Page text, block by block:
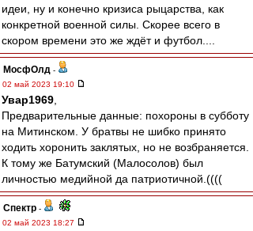
идеи, ну и конечно кризиса рыцарства, как
конкретной военной силы. Скорее всего в
скором времени это же ждёт и футбол....
МосфОлд -
02 май 2023 19:10
Увар1969
Предварительные данные: похороны в субботу
на Митинском. У братвы не шибко принято
ходить хоронить заклятых, но не возбраняется.
К тому же Батумский (Малосолов) был
личностью медийной да патриотичной.((((
Спектр -
02 май 2023 18:27